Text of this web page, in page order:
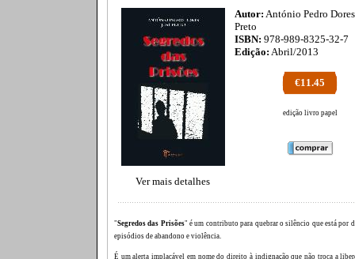
Ver mais detalhes
Autor: António Pedro Dores
Preto
ISBN: 978-989-8325-32-7
Edição: Abril/2013
€11.45
edição livro papel
"Segredos das Prisões" é um contributo para quebrar o silêncio que está por
episódios de abandono e violência.
É um alerta implacável em nome do direito à indignação que não troca a